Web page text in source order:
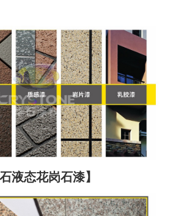
石液态花岗石漆】